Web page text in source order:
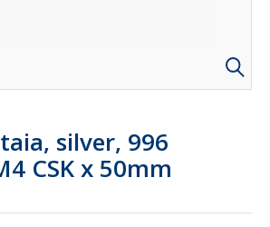
silver, 996
CSK x 50mm